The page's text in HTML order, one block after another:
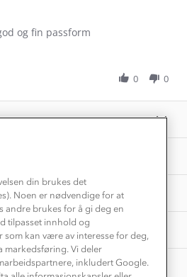
og fin passform
0 0
SFOher⛰
din brukes det
Noen er nødvendige for at
andre brukes for å gi deg en
tilpasset innhold og
kan være av interesse for deg,
markedsføring. Vi deler
inkludert Google.